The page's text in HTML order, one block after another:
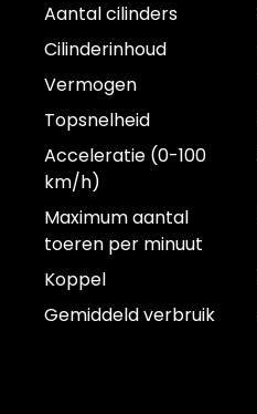
Aantal cilinders
Cilinderinhoud
Vermogen
Topsnelheid
Acceleratie (0-100
km/h)
Maximum aantal
toeren per minuut
Koppel
Gemiddeld verbruik